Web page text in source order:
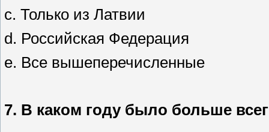
c. Только из Латвии
d. Российская Федерация
e. Все вышеперечисленные
7. В каком году было больше